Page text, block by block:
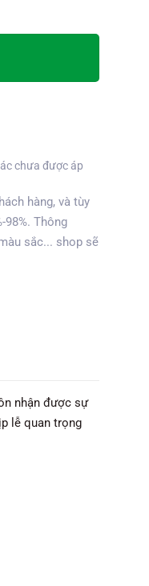
chưa được áp
hàng, và tùy
Thông
sắc... shop sẽ
nhận được sự
lễ quan trọng